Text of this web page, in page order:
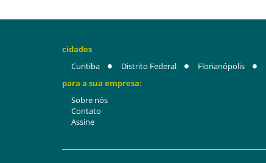
cidades
Curitiba
Distrito Federal Florianópolis
para a sua empresa:
Sobre nós
Contato
Assine